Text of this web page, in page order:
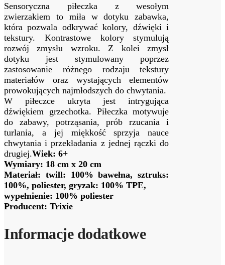
Sensoryczna piłeczka z wesołym
zwierzakiem to miła w dotyku zabawka,
która pozwala odkrywać kolory, dźwięki i
tekstury. Kontrastowe kolory stymulują
rozwój zmysłu wzroku. Z kolei zmysł
dotyku jest stymulowany poprzez
zastosowanie różnego rodzaju tekstury
materiałów oraz wystających elementów
prowokujących najmłodszych do chwytania.
W piłeczce ukryta jest intrygująca
dźwiękiem grzechotka. Piłeczka motywuje
do zabawy, potrząsania, prób rzucania i
turlania, a jej miękkość sprzyja nauce
chwytania i przekładania z jednej rączki do
drugiej.Wiek: 6+
Wymiary: 18 cm x 20 cm
Materiał: twill: 100% bawełna, sztruks:
100%, poliester, gryzak: 100% TPE,
wypełnienie: 100% poliester
Producent: Trixie
Informacje dodatkowe